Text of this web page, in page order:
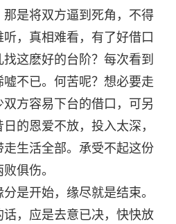
是将双方逼到死角，不得
，真相难看，有了好借口
这麽好的台阶？每次看到
不已。何苦呢？想必要走
方容易下台的借口，可另
的恩爱不放，投入太深，
生活全部。承受不起这份
俱伤。
是开始，缘尽就是结束。
，应是去意已决，快快放